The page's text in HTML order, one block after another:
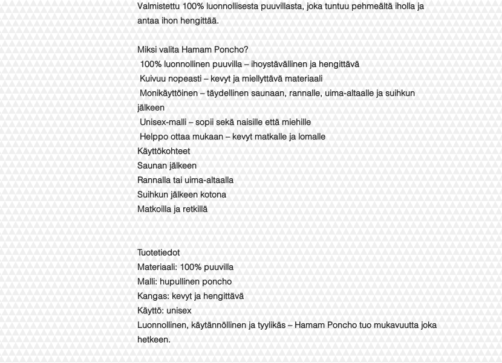
Valmistettu 100% luonnollisesta puuvillasta, joka tuntuu pehmeältä iholla ja
antaa ihon hengittää.
Miksi valita Hamam Poncho?
100% luonnollinen puuvilla – ihoystävällinen ja hengittävä
Kuivuu nopeasti – kevyt ja miellyttävä materiaali
Monikäyttöinen – täydellinen saunaan, rannalle, uima-altaalle ja suihkun
jälkeen
Unisex-malli – sopii sekä naisille että miehille
Helppo ottaa mukaan – kevyt matkalle ja lomalle
Käyttökohteet
Saunan jälkeen
Rannalla tai uima-altaalla
Suihkun jälkeen kotona
Matkoilla ja retkillä
Tuotetiedot
Materiaali: 100% puuvilla
Malli: hupullinen poncho
Kangas: kevyt ja hengittävä
Käyttö: unisex
Luonnollinen, käytännöllinen ja tyylikäs – Hamam Poncho tuo mukavuutta joka
hetkeen.